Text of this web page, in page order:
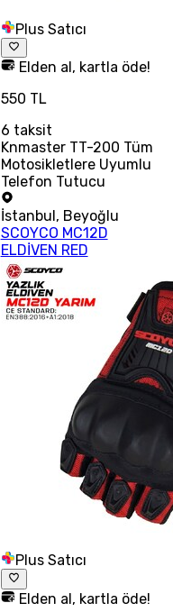
Plus Satıcı
Elden al, kartla öde!
550 TL
6 taksit
Knmaster TT-200 Tüm
Motosikletlere Uyumlu
Telefon Tutucu
İstanbul , Beyoğlu
SCOYCO MC12D
ELDİVEN RED
Plus Satıcı
Elden al, kartla öde!